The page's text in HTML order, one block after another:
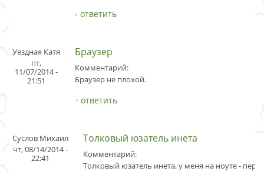
ответить
Уездная Катя
пт,
11/07/2014 -
21:51
Браузер
Комментарий:
Браузер не плохой.
ответить
Суслов Михаил
чт, 08/14/2014 -
22:41
Толковый юзатель инета
Комментарий:
Толковый юзатель инета, у меня на ноуте -